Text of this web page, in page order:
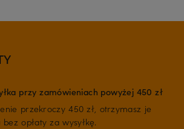
przy zamówieniach powyżej 450 zł
przekroczy 450 zł, otrzymasz je
opłaty za wysyłkę.